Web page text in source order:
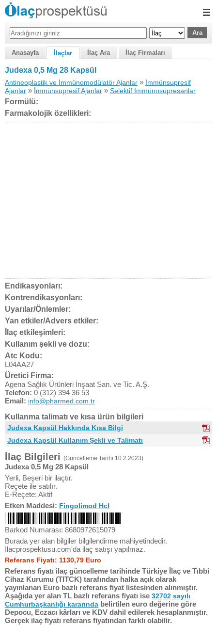
Anasayfa İlaçlar İlaç Ara İlaç Firmaları
Judexa 0,5 Mg 28 Kapsül
Antineoplastik ve İmmünomodülatör Ajanlar » İmmünsupresif
Ajanlar » İmmünsupresif Ajanlar » Selektif Immünosüpresanlar
Formülü:
Farmakolojik özellikleri:
Endikasyonları:
Kontrendikasyonları:
Uyarılar/Önlemler:
Yan etkiler/Advers etkiler:
İlaç etkileşimleri:
Kullanım şekli ve dozu:
Atc Kodu:
L04AA27
Üretici Firma:
Agena Sağlık Ürünleri İnşaat San. ve Tic. A.Ş.
Telefon: 0 (312) 394 36 53
Email: info@pharmed.com.tr
Kullanma talimatı ve kısa ürün bilgileri
Judexa Kapsül Hakkında Kısa Bilgi
Judexa Kapsül Kullanım Şekli ve Talimatı
İlaç Bilgileri (Güncelleme Tarihi:10.2.2023)
Judexa 0,5 Mg 28 Kapsül
Yerli, Beşeri bir ilaçtır.
Reçete ile satılır.
E-Reçete: Aktif
Etken Maddesi: Fingolimod Hcl
Barkod Numarası: 8680972615079
Burada yer alan bilgiler bilgilendirme mahiyetindedir.
Ilacprospektusu.com'da ilaç satışı yapılmaz.
Referans Fiyatı: 1130,79 Euro
Referans fiyatı ilaç güncelleme tarihinde Türkiye İlaç ve Tıbbi
Cihaz Kurumu (TITCK) tarafından halka açık olarak
yayınlanan Euro bazlı referans fiyat listesinden alınmıştır.
Aşağıda yer alan TL bazlı referans fiyatı ise 32702 sayılı
Cumhurbaşkanlığı kararında belirtilen euro değerine göre
Depocu, Eczacı kârları ve KDV dahil edilerek hesaplanmıştır.
Gerçek ilaç fiyatı referans fiyatından farklı olabilir.